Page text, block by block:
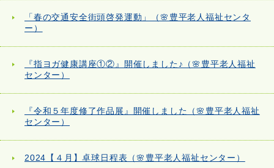
「春の交通安全街頭啓発運動」（🌸豊平老人福祉センタ
ー）
『指ヨガ健康講座①②』開催しました♪（🌸豊平老人福祉
センター）
『令和５年度修了作品展』開催しました（🌸豊平老人福祉
センター）
2024【４月】卓球日程表（🌸豊平老人福祉センター）